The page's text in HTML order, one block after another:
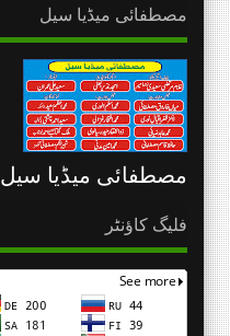
مصطفائی میڈیا سیل
مصطفائی میڈیا سیل
فلیگ کاؤنٹر